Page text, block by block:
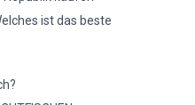
ist das beste